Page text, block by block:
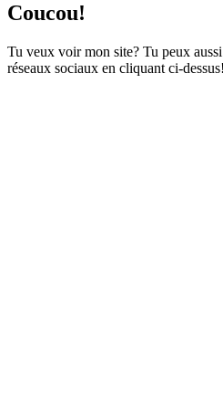
Coucou!
Tu veux voir mon site? Tu peux
réseaux sociaux en cliquant ci-dessus!